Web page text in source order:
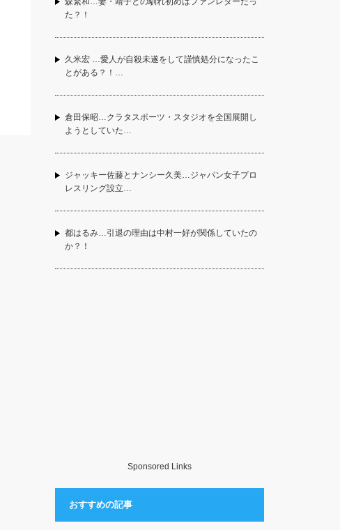
た？！
久米宏 …愛人が自殺未遂をして謹慎処分になったこ
とがある？！…
倉田保昭…クラタスポーツ・スタジオを全国展開し
ようとしていた…
ジャッキー佐藤とナンシー久美…ジャパン女子プロ
レスリング設立…
都はるみ…引退の理由は中村一好が関係していたの
か？！
Sponsored Links
おすすめの記事